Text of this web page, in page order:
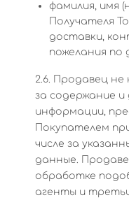
фамилия, имя
Получателя
доставки,
пожелания по
2.6. Продавец
за содержание
информации,
Покупателем
числе за
данные.
обработке
агенты и